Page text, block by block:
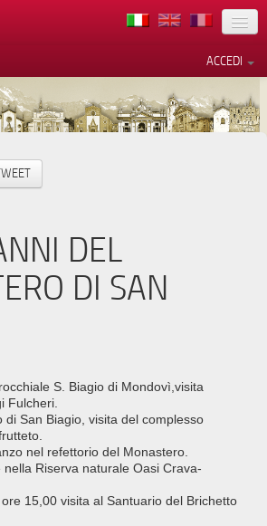
ACCEDI
DEL
DI SAN
S. Biagio di Mondovì,visita
Fulcheri.
di San Biagio, visita del complesso
nel refettorio del Monastero.
Riserva naturale Oasi Crava-
15,00 visita al Santuario del Brichetto
raccolta
preferenze relative alla